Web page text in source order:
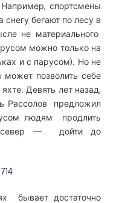
спортсмены
бегают по лесу в
не материального
можно только на
и с парусом). Но не
позволить себе
Девять лет назад,
Рассолов предложил
людям продлить
север — дойти до
бывает достаточно